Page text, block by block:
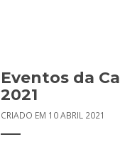
Eventos da
2021
CRIADO EM 10 ABRIL 2021